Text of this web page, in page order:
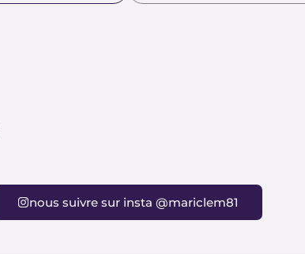
nous suivre sur insta @mariclem81